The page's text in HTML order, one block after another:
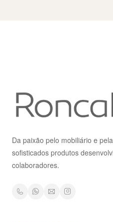
Da paixão pelo mobiliário e
sofisticados produtos
colaboradores.